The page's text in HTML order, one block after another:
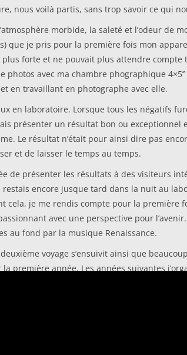
nous voilà partis, sans trop savoir ce qui
morbide, la saleté et l’odeur de
que je pris pour la première fois mon
forte et ne pouvait plus attendre compte
avec ma chambre phographique
en travaillant en photographe avec elle.
en laboratoire. Lorsque tous les négatifs
présenter un résultat bon ou exceptionnel
Le résultat n’était pour ainsi dire pas
et de laisser le temps au temps.
de présenter les résultats à des visiteurs
encore jusque tard dans la nuit au
cela, je me rendis compte pour la première
avec une perspective pour
au fond par la musique Renaissance.
voyage s’ensuivit ainsi que
année. Les années suivantes